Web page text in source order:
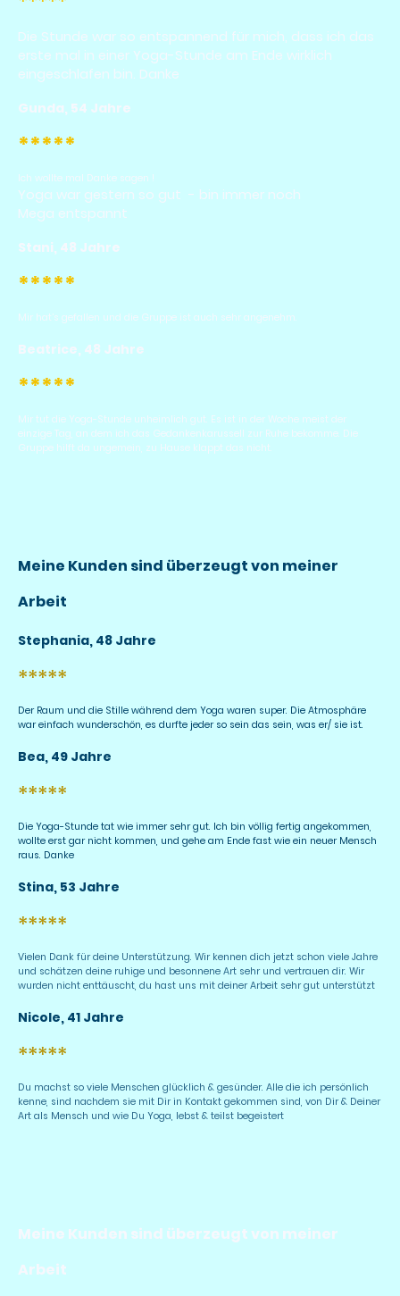
Die Stunde war so entspannend für mich, dass ich das
erste mal in einer Yoga-Stunde am Ende wirklich
eingeschlafen bin. Danke
Gunda, 54 Jahre
*****
Ich wollte mal Danke sagen !
Yoga war gestern so gut - bin immer noch
Mega entspannt
Stani, 48 Jahre
*****
Mir hat’s gefallen und die Gruppe ist auch sehr angenehm.
Beatrice, 48 Jahre
*****
Mir tut die Yoga-Stunde unheimlich gut. Es ist in der Woche meist der
einzige Tag, an dem ich das Gedankenkarussell zur Ruhe bekomme. Die
Gruppe hilft da ungemein, zu Hause klappt das nicht.
Stephania, 48 Jahre
Meine Kunden sind überzeugt von meiner
Arbeit
*****
Der Raum und die Stille während dem Yoga waren super. Die Atmosphäre
war einfach wunderschön, es durfte jeder so sein das sein, was er/ sie ist.
Bea, 49 Jahre
*****
Die Yoga-Stunde tat wie immer sehr gut. Ich bin völlig fertig angekommen,
wollte erst gar nicht kommen, und gehe am Ende fast wie ein neuer Mensch
raus. Danke
Stina, 53 Jahre
*****
Vielen Dank für deine Unterstützung. Wir kennen dich jetzt schon viele Jahre
und schätzen deine ruhige und besonnene Art sehr und vertrauen dir. Wir
wurden nicht enttäuscht, du hast uns mit deiner Arbeit sehr gut unterstützt
Nicole, 41 Jahre
*****
Du machst so viele Menschen glücklich & gesünder. Alle die ich persönlich
kenne, sind nachdem sie mit Dir in Kontakt gekommen sind, von Dir & Deiner
Art als Mensch und wie Du Yoga, lebst & teilst begeistert
Meine Kunden sind überzeugt von meiner
Arbeit